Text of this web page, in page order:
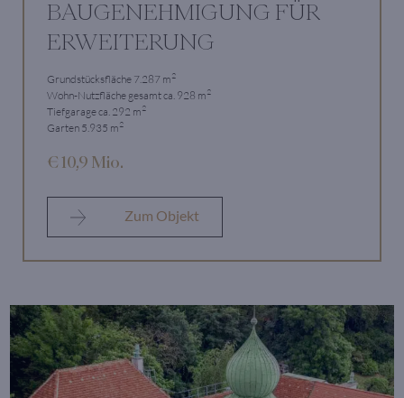
BAUGENEHMIGUNG FÜR
ERWEITERUNG
Grundstücksfläche 7.287 m2
Wohn-Nutzfläche gesamt ca. 928 m2
Tiefgarage ca. 292 m2
Garten 5.935 m2
€ 10,9 Mio.
Zum Objekt